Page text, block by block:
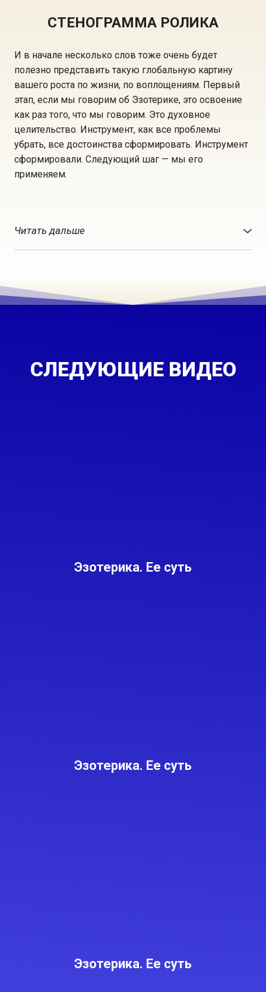
СТЕНОГРАММА РОЛИКА
И в начале несколько слов тоже очень будет
полезно представить такую глобальную картину
вашего роста по жизни, по воплощениям. Первый
этап, если мы говорим об Эзотерике, это освоение
как раз того, что мы говорим. Это духовное
целительство. Инструмент, как все проблемы
убрать, все достоинства сформировать. Инструмент
сформировали. Следующий шаг — мы его
применяем.
Читать дальше
механизм, который позволяет наращивать силу. То,
что у нас сбоит убрали, то, что ведет к накоплению
Пока человек идет шаг вперед-два назад — это
СЛЕДУЮЩИЕ ВИДЕО
Эзотерика. Ее суть
Эзотерика. Ее суть
Эзотерика. Ее суть